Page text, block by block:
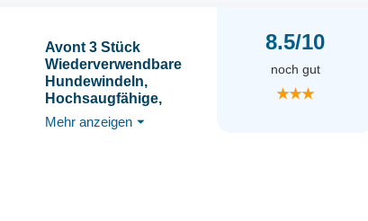
Avont 3 Stück
Wiederverwendbare
Hundewindeln,
Hochsaugfähige,
waschbare und
umweltfreundliche
Mehr anzeigen ⏷
8.5/10
noch gut
★★★